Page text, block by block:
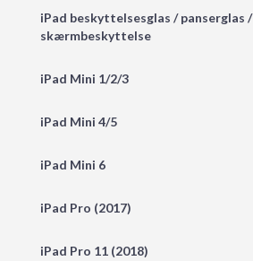
iPad beskyttelsesglas / panserglas /
skærmbeskyttelse
iPad Mini 1/2/3
iPad Mini 4/5
iPad Mini 6
iPad Pro (2017)
iPad Pro 11 (2018)